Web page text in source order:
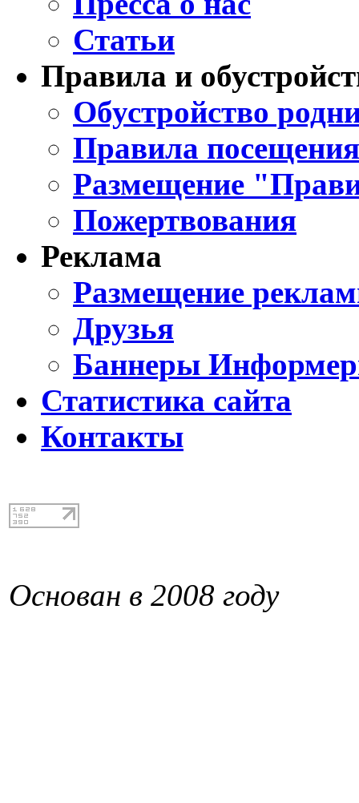
Статьи
Правила и
Обустройство
Правила
Размещение
Пожертвования
Реклама
Размещение
Друзья
Баннеры
Статистика сайта
Контакты
Основан в 2008 году